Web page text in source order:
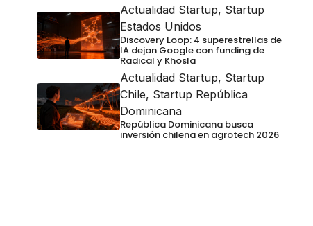
Actualidad Startup, Startup
Estados Unidos
Discovery Loop: 4 superestrellas de
IA dejan Google con funding de
Radical y Khosla
Actualidad Startup, Startup
Chile, Startup República
Dominicana
República Dominicana busca
inversión chilena en agrotech 2026